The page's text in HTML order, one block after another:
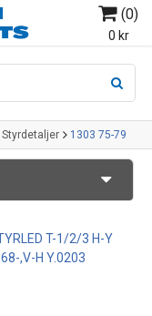
(0)
0 kr
Styrdetaljer 1303 75-79